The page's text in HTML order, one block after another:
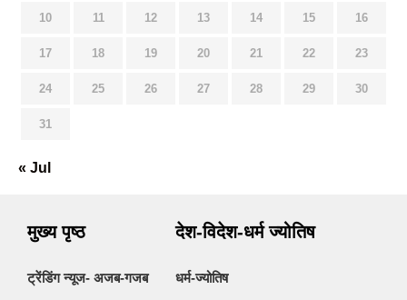
10 11 12 13 14 15 16
17 18 19 20 21 22 23
24 25 26 27 28 29 30
31
« Jul
मुख्य पृष्ठ
ट्रेंडिंग न्यूज- अजब-गजब
देश-विदेश-धर्म ज्योतिष
धर्म-ज्योतिष